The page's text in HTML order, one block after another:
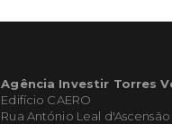
Agência Investir Torres
Edifício CAERO
Rua António Leal d'Ascensão